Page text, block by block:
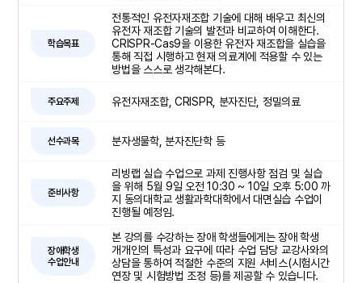
학습목표
전통적인 유전자재조합 기술에 대해 배우고 최신의
유전자 재조합 기술의 발전과 비교하여 이해한다.
CRISPR-Cas9을 이용한 유전자 재조합을 실습을
통해 직접 시행하고 현재 의료계에 적용할 수 있는
방법을 스스로 생각해본다.
주요주제 유전자재조합, CRISPR, 분자진단, 정밀의료
선수과목 분자생물학, 분자진단학 등
준비사항
리빙랩 실습 수업으로 과제 진행사항 점검 및 실습
을 위해 5월 9일 오전 10:30 ~ 10일 오후 5:00 까
지 동의대학교 생활과학대학에서 대면실습 수업이
진행될 예정임.
장애학생
수업안내
본 강의를 수강하는 장애 학생들에게는 장애 학생
개개인의 특성과 요구에 따라 수업 담당 교강사와의
상담을 통하여 적절한 수준의 지원 서비스(시험시간
연장 및 시험방법 조정 등)를 제공할 수 있습니다.